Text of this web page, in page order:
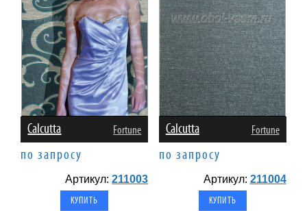
Calcutta Fortune
по запросу
Артикул:211003
Calcutta Fortune
по запросу
Артикул: 211004